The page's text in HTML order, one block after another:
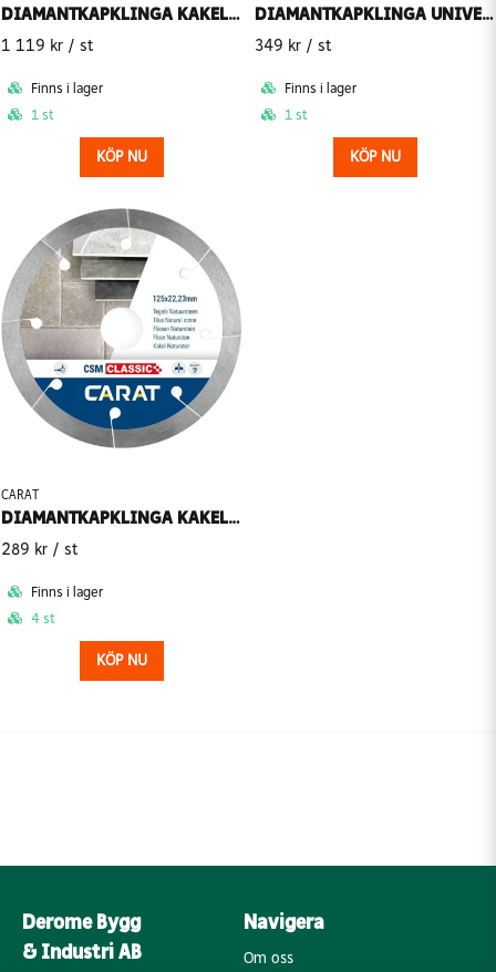
DIAMANTKAPKLINGA KAKEL CSM MASTER
1 119 kr / st
Finns i lager
1 st
KÖP NU
DIAMANTKAPKLINGA UNIVERSAL THUNDERLINE MAX CEBM
349 kr / st
Finns i lager
1 st
KÖP NU
CARAT
DIAMANTKAPKLINGA KAKEL CSMC
289 kr / st
Finns i lager
4 st
KÖP NU
Derome Bygg
& Industri AB
Navigera
Om oss